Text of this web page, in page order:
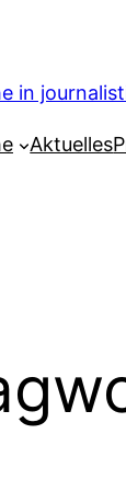
in
Aktuelles